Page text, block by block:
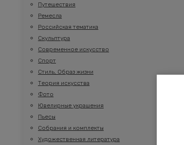
Путешествия
Ремесла
Российская тематика
Скульптура
Современное искусство
Спорт
Стиль, Образ жизни
Теория искусства
Фото
Ювелирные украшения
Пьесы
Собрания и комплекты
Художественная литература